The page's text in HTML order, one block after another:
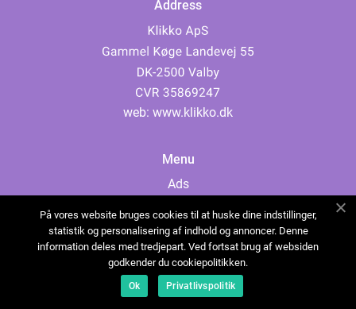
Address
web: www.klikko.dk
Menu
Ads
Cookies
Contact
Sitemap
På vores website bruges cookies til at huske dine indstillinger,
statistik og personalisering af indhold og annoncer. Denne
information deles med tredjepart. Ved fortsat brug af websiden
godkender du cookiepolitikken.
Ok Privatlivspolitik